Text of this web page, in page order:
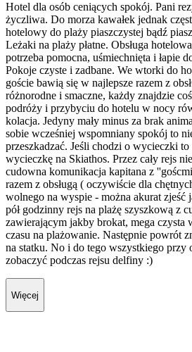
Hotel dla osób ceniących spokój. Pani
życzliwa. Do morza kawałek jednak
hotelowy do plaży piaszczystej bądź
Leżaki na plaży płatne. Obsługa
potrzeba pomocna, uśmiechnięta i łapie
Pokoje czyste i zadbane. We wtorki do
goście bawią się w najlepsze razem z
różnorodne i smaczne, każdy znajdzie
podróży i przybyciu do hotelu w nocy
kolacja. Jedyny mały minus za brak
sobie wcześniej wspomniany spokój to
przeszkadzać. Jeśli chodzi o wycieczki to
wycieczkę na Skiathos. Przez cały rejs
cudowna komunikacja kapitana z
razem z obsługą ( oczywiście dla
wolnego na wyspie - można akurat zjeść
pół godzinny rejs na plażę szyszkową z
zawierającym jakby brokat, mega czysta
czasu na plażowanie. Następnie powrót
na statku. No i do tego wszystkiego przy
zobaczyć podczas rejsu delfiny :)
Więcej